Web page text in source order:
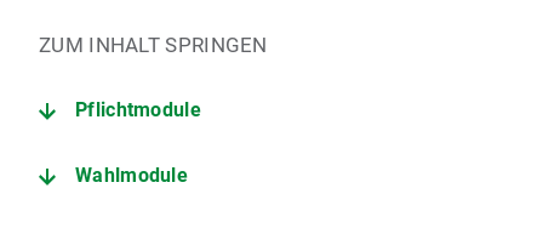
ZUM INHALT SPRINGEN
Pflichtmodule
Wahlmodule